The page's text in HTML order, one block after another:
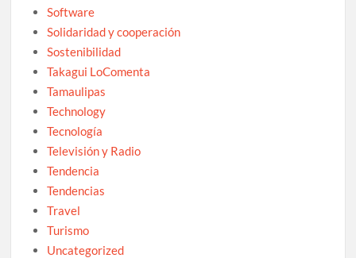
Software
Solidaridad y cooperación
Sostenibilidad
Takagui LoComenta
Tamaulipas
Technology
Tecnología
Televisión y Radio
Tendencia
Tendencias
Travel
Turismo
Uncategorized